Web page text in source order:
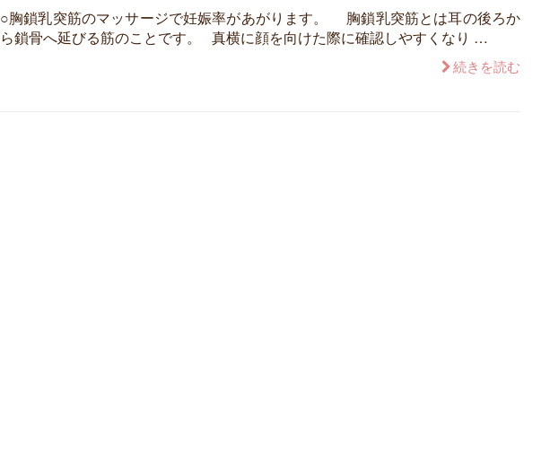
○胸鎖乳突筋のマッサージで妊娠率があがります。 胸鎖乳突筋とは耳の後ろか
ら鎖骨へ延びる筋のことです。 真横に顔を向けた際に確認しやすくなり …
続きを読む